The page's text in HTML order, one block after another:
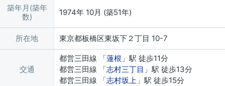
築年月(築年
数)
1974年 10月 (築51年)
所在地 東京都板橋区東坂下２丁目 10-7
交通
都営三田線 「蓮根 」駅 徒歩11分
都営三田線 「志村三丁目 」駅 徒歩13分
都営三田線 「志村坂上 」駅 徒歩15分